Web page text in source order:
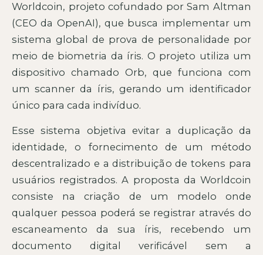
Worldcoin, projeto cofundado por Sam Altman
(CEO da OpenAI), que busca implementar um
sistema global de prova de personalidade por
meio de biometria da íris. O projeto utiliza um
dispositivo chamado Orb, que funciona com
um scanner da íris, gerando um identificador
único para cada indivíduo.
Esse sistema objetiva evitar a duplicação da
identidade, o fornecimento de um método
descentralizado e a distribuição de tokens para
usuários registrados. A proposta da Worldcoin
consiste na criação de um modelo onde
qualquer pessoa poderá se registrar através do
escaneamento da sua íris, recebendo um
documento digital verificável sem a